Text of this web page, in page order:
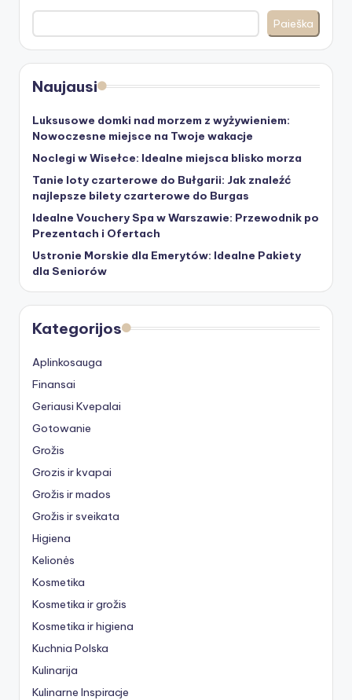
Paieška
Naujausi
Luksusowe domki nad morzem z wyżywieniem:
Nowoczesne miejsce na Twoje wakacje
Noclegi w Wisełce: Idealne miejsca blisko morza
Tanie loty czarterowe do Bułgarii: Jak znaleźć
najlepsze bilety czarterowe do Burgas
Idealne Vouchery Spa w Warszawie: Przewodnik po
Prezentach i Ofertach
Ustronie Morskie dla Emerytów: Idealne Pakiety
dla Seniorów
Kategorijos
Aplinkosauga
Finansai
Geriausi Kvepalai
Gotowanie
Grožis
Grozis ir kvapai
Grožis ir mados
Grožis ir sveikata
Higiena
Kelionės
Kosmetika
Kosmetika ir grožis
Kosmetika ir higiena
Kuchnia Polska
Kulinarija
Kulinarne Inspiracje